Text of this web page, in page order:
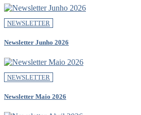
NEWSLETTER
Newsletter Junho 2026
NEWSLETTER
Newsletter Maio 2026